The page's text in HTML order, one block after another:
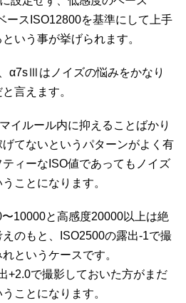
ースISO12800を基準にして上手
いう事が挙げられます。
α7sⅢはノイズの悩みをかなり
言えます。
イルール内に抑えることばかり
てないというパターンがよく有
ィーなISO値であってもノイズ
ことになります。
10000と高感度20000以上は絶
のもと、ISO2500の露出-1で撮
というケースです。
+2.0で撮影しておいた方がまだ
ことになります。